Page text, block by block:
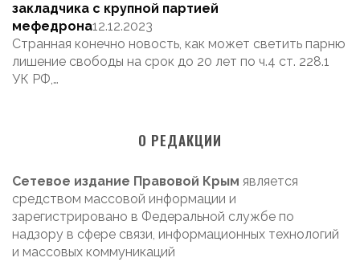
закладчика с крупной партией
мефедрона12.12.2023
Странная конечно новость, как может светить парню
лишение свободы на срок до 20 лет по ч.4 ст. 228.1
УК РФ,…
О РЕДАКЦИИ
Сетевое издание Правовой Крым является
средством массовой информации и
зарегистрировано в Федеральной службе по
надзору в сфере связи, информационных технологий
и массовых коммуникаций